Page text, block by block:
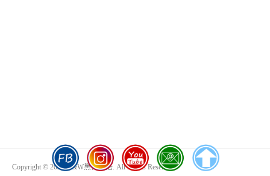
Copyright © 2026 D&W黑白雙搭. All Rights Reserved.